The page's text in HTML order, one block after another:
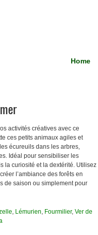
Home
activités créatives avec ce
ces petits animaux agiles et
écureuils dans les arbres,
Idéal pour sensibiliser les
la curiosité et la dextérité. Utilisez
l’ambiance des forêts en
de saison ou simplement pour
, Lémurien, Fourmilier, Ver de